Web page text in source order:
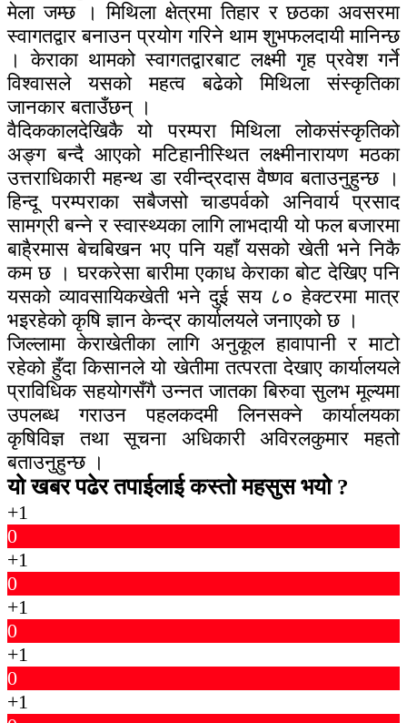
मेला जम्छ । मिथिला क्षेत्रमा तिहार र छठका अवसरमा
स्वागतद्वार बनाउन प्रयोग गरिने थाम शुभफलदायी मानिन्छ
। केराका थामको स्वागतद्वारबाट लक्ष्मी गृह प्रवेश गर्ने
विश्वासले यसको महत्व बढेको मिथिला संस्कृतिका
जानकार बताउँछन् ।
वैदिककालदेखिकै यो परम्परा मिथिला लोकसंस्कृतिको
अङ्ग बन्दै आएको मटिहानीस्थित लक्ष्मीनारायण मठका
उत्तराधिकारी महन्थ डा रवीन्द्रदास वैष्णव बताउनुहुन्छ ।
हिन्दू परम्पराका सबैजसो चाडपर्वको अनिवार्य प्रसाद
सामग्री बन्ने र स्वास्थ्यका लागि लाभदायी यो फल बजारमा
बाहै्रमास बेचबिखन भए पनि यहाँ यसको खेती भने निकै
कम छ । घरकरेसा बारीमा एकाध केराका बोट देखिए पनि
यसको व्यावसायिकखेती भने दुई सय ८० हेक्टरमा मात्र
भइरहेको कृषि ज्ञान केन्द्र कार्यालयले जनाएको छ ।
जिल्लामा केराखेतीका लागि अनुकूल हावापानी र माटो
रहेको हुँदा किसानले यो खेतीमा तत्परता देखाए कार्यालयले
प्राविधिक सहयोगसँगै उन्नत जातका बिरुवा सुलभ मूल्यमा
उपलब्ध गराउन पहलकदमी लिनसक्ने कार्यालयका
कृषिविज्ञ तथा सूचना अधिकारी अविरलकुमार महतो
बताउनुहुन्छ ।
यो खबर पढेर तपाईलाई कस्तो महसुस भयो ?
+1
0
+1
0
+1
0
+1
0
+1